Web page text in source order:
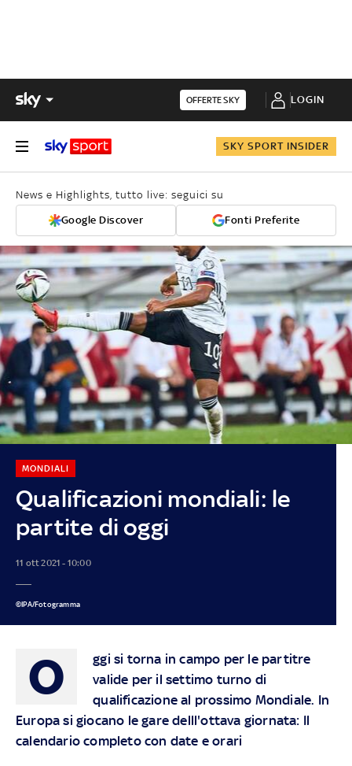
OFFERTE SKY LOGIN
SKY SPORT INSIDER
News e Highlights, tutto live: seguici su
Google Discover Fonti Preferite
Qualificazioni mondiali: le
partite di oggi
MONDIALI
11 ott 2021 - 10:00
©IPA/Fotogramma
O
ggi si torna in campo per le partitre
valide per il settimo turno di
qualificazione al prossimo Mondiale. In
Europa si giocano le gare delll'ottava giornata: Il
calendario completo con date e orari